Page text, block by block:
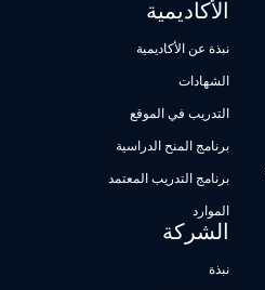
الأكاديمية
نبذة عن الأكاديمية
الشهادات
التدريب في الموقع
برنامج المنح الدراسية
برنامج التدريب المعتمد
الموارد
الشركة
نبذة